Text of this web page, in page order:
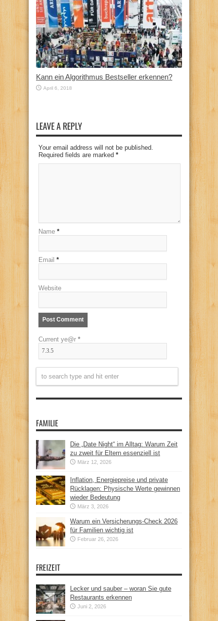
Kann ein Algorithmus Bestseller erkennen?
April 6, 2018
LEAVE A REPLY
Your email address will not be published.
Required fields are marked *
Name *
Email *
Website
Current ye@r *
FAMILIE
Die „Date Night“ im Alltag: Warum Zeit
zu zweit für Eltern essenziell ist
März 12, 2026
Inflation, Energiepreise und private
Rücklagen: Physische Werte gewinnen
wieder Bedeutung
März 3, 2026
Warum ein Versicherungs-Check 2026
für Familien wichtig ist
Februar 26, 2026
FREIZEIT
Lecker und sauber – woran Sie gute
Restaurants erkennen
Juni 2, 2026